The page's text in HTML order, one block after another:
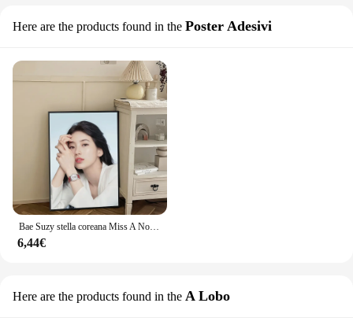
Here are the products found in the Poster Adesivi
6,44€
Here are the products found in the A Lobo